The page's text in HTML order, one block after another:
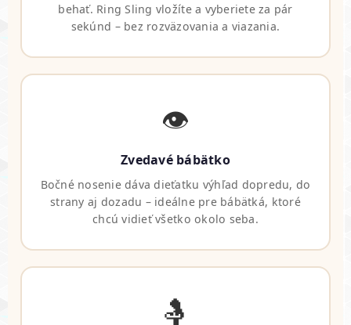
behať. Ring Sling vložíte a vyberiete za pár
sekúnd – bez rozväzovania a viazania.
👁️
Zvedavé bábätko
Bočné nosenie dáva dieťatku výhľad dopredu, do
strany aj dozadu – ideálne pre bábätká, ktoré
chcú vidieť všetko okolo seba.
🤱